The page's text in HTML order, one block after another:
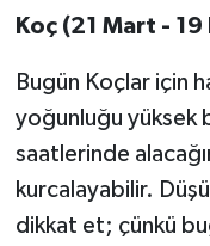
Koç (21 Mart - 19
Bugün Koçlar için
yoğunluğu yüksek
saatlerinde
kurcalayabilir.
dikkat et; çünkü